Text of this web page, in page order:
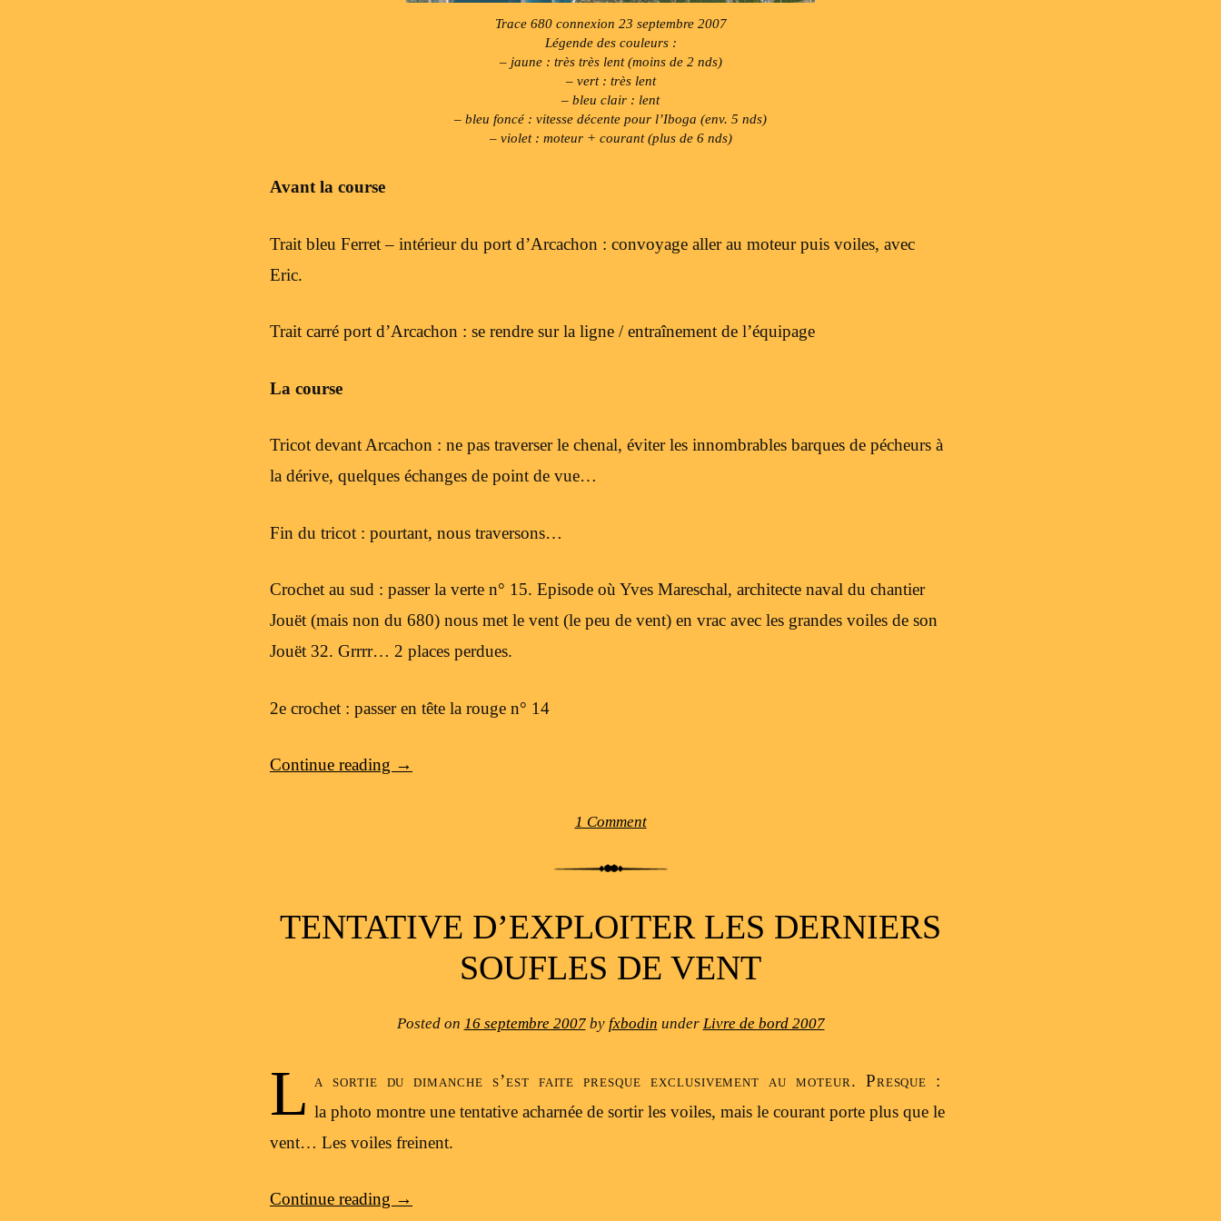
Trace 680 connexion 23 septembre 2007
Légende des couleurs :
– jaune : très très lent (moins de 2 nds)
– vert : très lent
– bleu clair : lent
– bleu foncé : vitesse décente pour l’Iboga (env. 5 nds)
– violet : moteur + courant (plus de 6 nds)
Avant la course
Trait bleu Ferret – intérieur du port d’Arcachon : convoyage aller au moteur puis voiles, avec
Eric.
Trait carré port d’Arcachon : se rendre sur la ligne / entraînement de l’équipage
La course
Tricot devant Arcachon : ne pas traverser le chenal, éviter les innombrables barques de pécheurs à
la dérive, quelques échanges de point de vue…
Fin du tricot : pourtant, nous traversons…
Crochet au sud : passer la verte n° 15. Episode où Yves Mareschal, architecte naval du chantier
Jouët (mais non du 680) nous met le vent (le peu de vent) en vrac avec les grandes voiles de son
Jouët 32. Grrrr… 2 places perdues.
2e crochet : passer en tête la rouge n° 14
Continue reading →
1 Comment
TENTATIVE D’EXPLOITER LES DERNIERS
SOUFLES DE VENT
Posted on 16 septembre 2007by fxbodin under Livre de bord 2007
L a sortie du dimanche s’est faite presque exclusivement au moteur. Presque :
la photo montre une tentative acharnée de sortir les voiles, mais le courant porte plus que le
vent… Les voiles freinent.
Continue reading →